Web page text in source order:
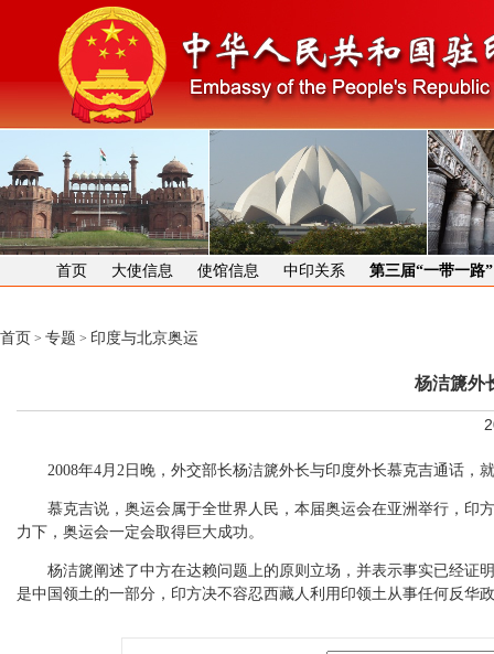
首页 大使信息 使馆信息 中印关系 第三届“一带一路
首页 > 专题 > 印度与北京奥运
杨洁篪外
2008年4月2日晚，外交部长杨洁篪外长与印度外长慕克吉通话，
慕克吉说，奥运会属于全世界人民，本届奥运会在亚洲举行，印
力下，奥运会一定会取得巨大成功。
杨洁篪阐述了中方在达赖问题上的原则立场，并表示事实已经证
是中国领土的一部分，印方决不容忍西藏人利用印领土从事任何反华